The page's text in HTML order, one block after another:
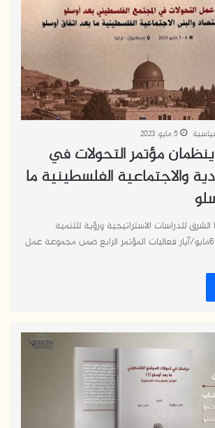
5 مايو، 2023
مؤتمر التحولات في
والاجتماعية الفلسطينية ما
للدراسات الاستراتيجية ورؤية للتنمية
السياسية غداً السبت 6مايو/آيار فعاليات المؤتمر الرابع ضمن مجموعة عمل